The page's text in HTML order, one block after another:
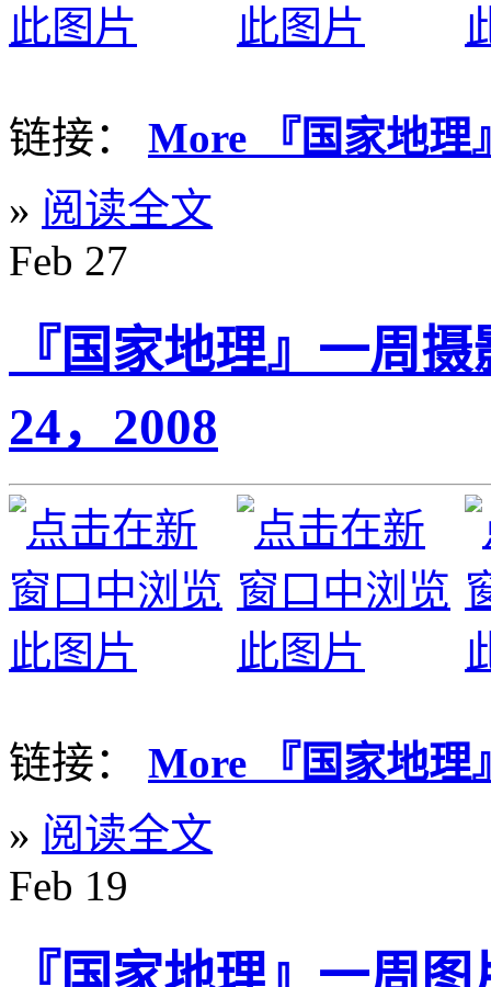
链接： More 『国家地理
» 阅读全文
Feb 27
『国家地理』一周
24，2008
链接： More 『国家地理
» 阅读全文
Feb 19